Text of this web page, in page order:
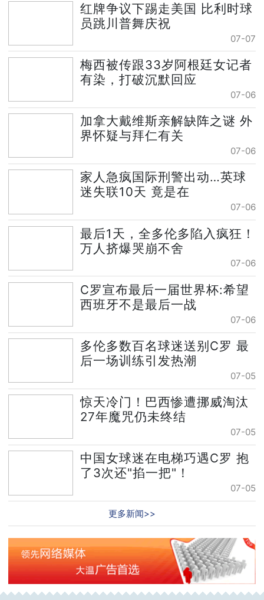
红牌争议下踢走美国 比利时球
员跳川普舞庆祝
07-07
梅西被传跟33岁阿根廷女记者
有染，打破沉默回应
07-06
加拿大戴维斯亲解缺阵之谜 外
界怀疑与拜仁有关
07-06
家人急疯国际刑警出动…英球
迷失联10天 竟是在
07-06
最后1天，全多伦多陷入疯狂！
万人挤爆哭崩不舍
07-06
C罗宣布最后一届世界杯:希望
西班牙不是最后一战
07-06
多伦多数百名球迷送别C罗 最
后一场训练引发热潮
07-05
惊天冷门！巴西惨遭挪威淘汰
27年魔咒仍未终结
07-05
中国女球迷在电梯巧遇C罗 抱
了3次还"掐一把"！
07-05
更多新闻>>